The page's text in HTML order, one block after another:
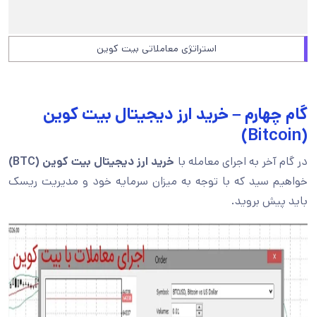
استراتژی معاملاتی بیت کوین
گام چهارم – خرید ارز دیجیتال بیت کوین
(Bitcoin)
در گام آخر به اجرای معامله با خرید ارز دیجیتال بیت کوین (BTC)
خواهیم سید که با توجه به میزان سرمایه خود و مدیریت ریسک
باید پیش بروید.